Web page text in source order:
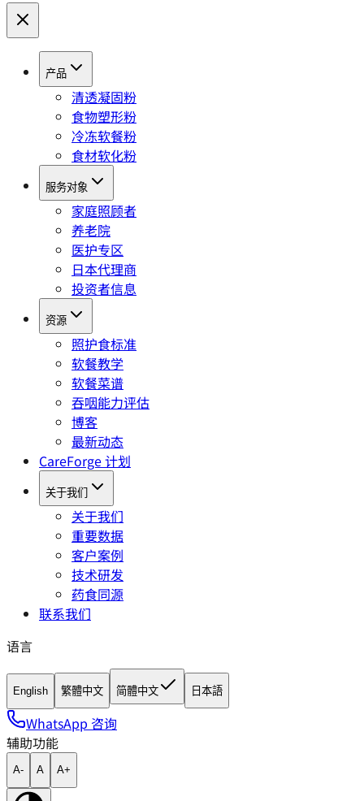
产品
清透凝固粉
食物塑形粉
冷冻软餐粉
食材软化粉
服务对象
家庭照顾者
养老院
医护专区
日本代理商
投资者信息
资源
照护食标准
软餐教学
软餐菜谱
吞咽能力评估
博客
最新动态
CareForge 计划
关于我们
关于我们
重要数据
客户案例
技术研发
药食同源
联系我们
语言
English 繁體中文 简體中文 日本語
WhatsApp 咨询
辅助功能
A- A A+